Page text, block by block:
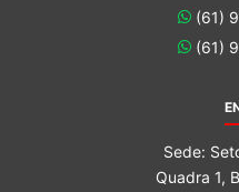
(61)
(61)
Sede:
Quadra 1,